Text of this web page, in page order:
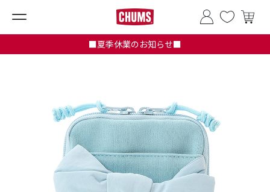
■夏季休業のお知らせ■